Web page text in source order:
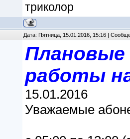
триколор
Дата: Пятница, 15.01.2016, 15:16 |
Плановые
работы
15.01.2016
Уважаемые